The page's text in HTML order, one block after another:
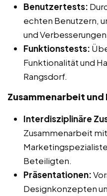
Benutzertests:
echten Benutzern,
und
Funktionstests:
Funktionalität und
Rangsdorf.
Zusammenarbeit
Interdisziplinäre
Zusammenarbeit
Beteiligten.
Präsentationen:
Designkonzepten